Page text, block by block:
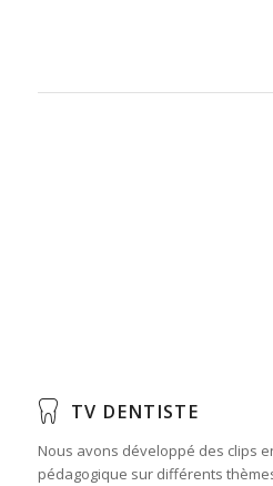
TV DENTISTE
Nous avons développé des clips
pédagogique sur différents